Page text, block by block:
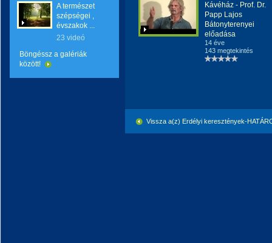
A természet
szépségei ,
évszakok ...
23 videó
Böngéssz a galériák
között!
Kávéház - Prof. Dr.
Papp Lajos
Bátonyterenyei
előadása
14 éve
143 megtekintés
Vissza a(z) Erdélyi keresztények-